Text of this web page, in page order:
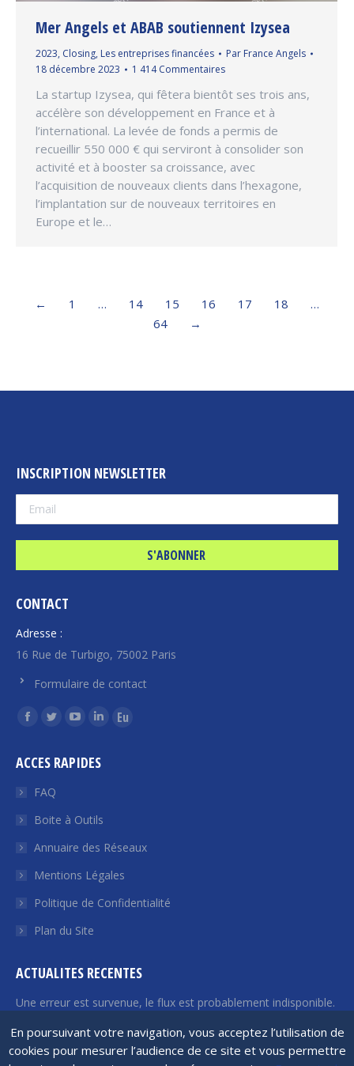
En poursuivant votre navigation, vous acceptez l’utilisation de
cookies pour mesurer l’audience de ce site et vous permettre
Mer Angels et ABAB soutiennent Izysea
2023, Closing, Les entreprises financées Par France Angels
18 décembre 2023
1 414 Commentaires
La startup Izysea, qui fêtera bientôt ses trois ans,
accélère son développement en France et à
l’international. La levée de fonds a permis de
recueillir 550 000 € qui serviront à consolider son
activité et à booster sa croissance, avec
l’acquisition de nouveaux clients dans l’hexagone,
l’implantation sur de nouveaux territoires en
Europe et le…
← 1 … 14 15 16 17 18
…
64
→
INSCRIPTION NEWSLETTER
CONTACT
Adresse :
16 Rue de Turbigo, 75002 Paris
Formulaire de contact
Trouvez nous sur :
La
Facebook
s'ouvre
une
nouvelle
fenêtre
La
Twitter
s'ouvre
une
nouvelle
fenêtre
La
YouTube
une
nouvelle
fenêtre
La
LinkedIn
une
nouvelle
fenêtre
La
nouvelle
fenêtre
ACCES RAPIDES
FAQ
Boite à Outils
Annuaire des Réseaux
Mentions Légales
Politique de Confidentialité
Plan du Site
ACTUALITES RECENTES
Une erreur est survenue, le flux est probablement indisponible.